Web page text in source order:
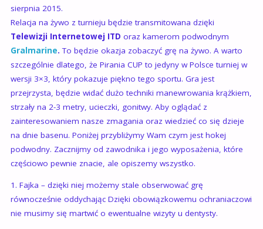
sierpnia 2015.
Relacja na żywo z turnieju będzie transmitowana dzięki
Telewizji Internetowej ITD oraz kamerom podwodnym
Gralmarine.To będzie okazja zobaczyć grę na żywo. A warto
szczególnie dlatego, że Pirania CUP to jedyny w Polsce turniej w
wersji 3×3, który pokazuje piękno tego sportu. Gra jest
przejrzysta, będzie widać dużo techniki manewrowania krążkiem,
strzały na 2-3 metry, ucieczki, gonitwy. Aby oglądać z
zainteresowaniem nasze zmagania oraz wiedzieć co się dzieje
na dnie basenu. Poniżej przybliżymy Wam czym jest hokej
podwodny. Zacznijmy od zawodnika i jego wyposażenia, które
częściowo pewnie znacie, ale opiszemy wszystko.
1. Fajka – dzięki niej możemy stale obserwować grę
równocześnie oddychając Dzięki obowiązkowemu ochraniaczowi
nie musimy się martwić o ewentualne wizyty u dentysty.